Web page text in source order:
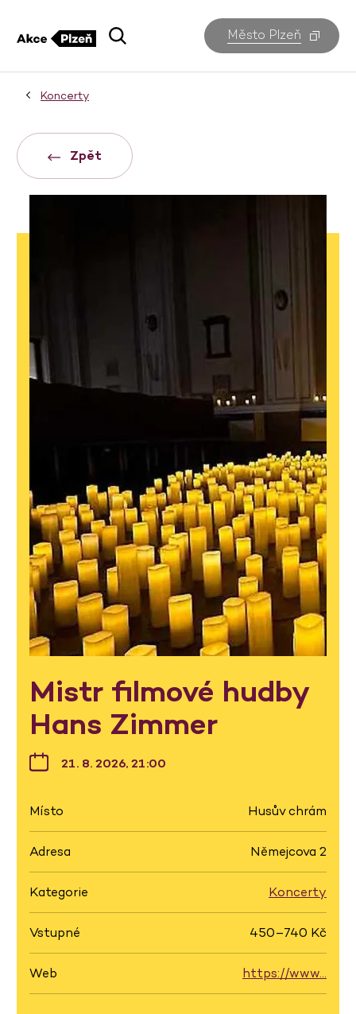
Město Plzeň
Koncerty
Zpět
Mistr filmové hudby
Hans Zimmer
21. 8. 2026, 21:00
Místo Husův chrám
Adresa Němejcova 2
Kategorie Koncerty
Vstupné 450–740 Kč
Web https://www…